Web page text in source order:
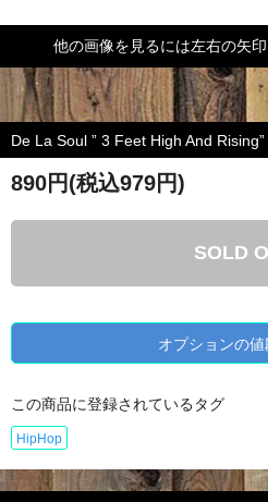
他の画像を見るには左右の矢
De La Soul ” 3 Feet High And
890円(税込979円)
SOLD
オプションの値
この商品に登録されているタグ
HipHop